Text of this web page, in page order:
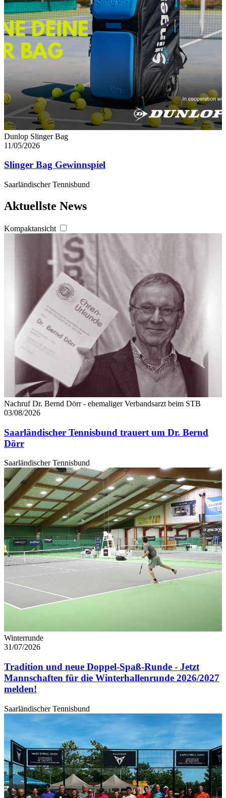
Dunlop Slinger Bag
11/05/2026
Slinger Bag Gewinnspiel
Saarländischer Tennisbund
Aktuellste News
Kompaktansicht
Nachruf Dr. Bernd Dörr - ehemaliger Verbandsarzt beim STB
03/08/2026
Saarländischer Tennisbund trauert um Dr. Bernd
Dörr
Saarländischer Tennisbund
Winterrunde
31/07/2026
Tradition und neue Doppel-Spaß-Runde - Jetzt
Mannschaften für die Winterhallenrunde 2026/2027
melden!
Saarländischer Tennisbund